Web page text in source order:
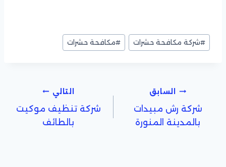
وسوم
المقال:
#شركة مكافحة حشرات #مكافحة حشرات
تصفّح
المقالات
السابق
شركة رش مبيدات
بالمدينة المنورة
التالي
شركة تنظيف موكيت
بالطائف